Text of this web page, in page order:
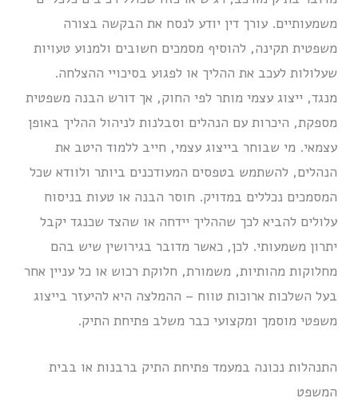
משמעותיים. עורך דין יודע לנסח את הבקשה בצורה
משפטית תקינה, להוסיף מסמכים חשובים ולמנוע טעויות
שעלולות לעכב את ההליך או לפגוע בסיכויי ההצלחה.
מנגד, ייצוג עצמי מותר לפי החוק, אך דורש הבנה משפטית
מספקת, היכרות עם הנהלים וסבלנות לניהול ההליך באופן
עצמאי. מי שבוחר בייצוג עצמי, חייב ללמוד היטב את
הנהלים, להשתמש בטפסים המעודכנים ביותר ולוודא שכל
המסמכים נכללים במדויק. חוסר הבנה או טעות בניסוח
עלולים להביא לכך שההליך יידחה או שהצד שכנגד יקבל
יתרון משמעותי. לכן, כאשר מדובר בגירושין שיש בהם
מחלוקות מהותיות, משמורת, חלוקת רכוש או כל עניין אחר
בעל השלכות ארוכות טווח – ההמלצה היא להיעזר בייצוג
משפטי מוסמך ומקצועי כבר משלב פתיחת התיק.
התנהלות נכונה במעמד פתיחת התיק ברבנות או בבית
המשפט